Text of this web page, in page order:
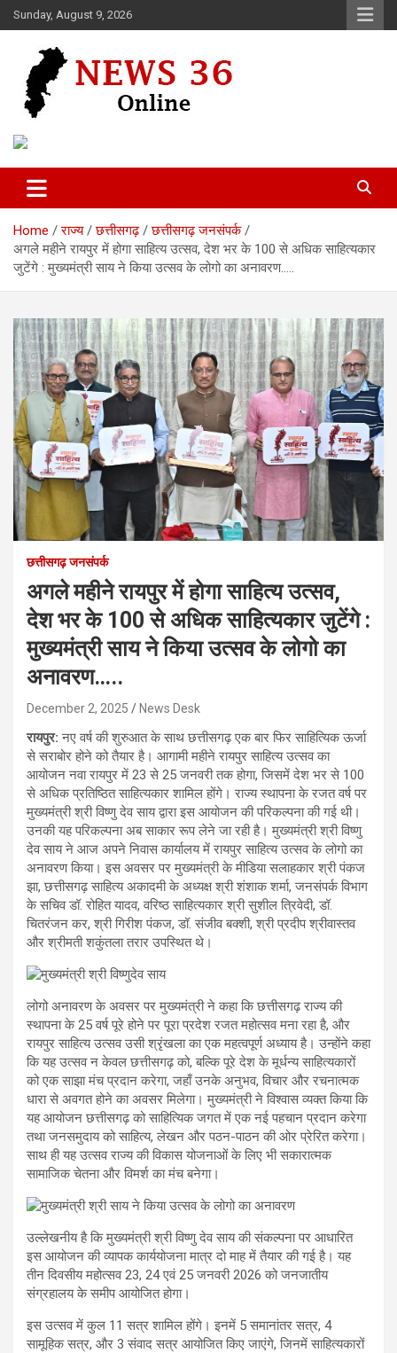
Skip
to
Sunday, August 9, 2026
News 36
Home राज्य छत्तीसगढ़
छत्तीसगढ़ जनसंपर्क
अगले महीने रायपुर में होगा साहित्य उत्सव, देश भर के 100 से अधिक साहित्यकार
जुटेंगे : मुख्यमंत्री साय ने किया उत्सव के लोगो का अनावरण…..
छत्तीसगढ़ जनसंपर्क
अगले महीने रायपुर में होगा साहित्य उत्सव,
देश भर के 100 से अधिक साहित्यकार जुटेंगे :
मुख्यमंत्री साय ने किया उत्सव के लोगो का
अनावरण…..
December 2, 2025 News Desk
रायपुर: नए वर्ष की शुरुआत के साथ छत्तीसगढ़ एक बार फिर साहित्यिक ऊर्जा
से सराबोर होने को तैयार है। आगामी महीने रायपुर साहित्य उत्सव का
आयोजन नवा रायपुर में 23 से 25 जनवरी तक होगा, जिसमें देश भर से 100
से अधिक प्रतिष्ठित साहित्यकार शामिल होंगे। राज्य स्थापना के रजत वर्ष पर
मुख्यमंत्री श्री विष्णु देव साय द्वारा इस आयोजन की परिकल्पना की गई थी।
उनकी यह परिकल्पना अब साकार रूप लेने जा रही है। मुख्यमंत्री श्री विष्णु
देव साय ने आज अपने निवास कार्यालय में रायपुर साहित्य उत्सव के लोगो का
अनावरण किया। इस अवसर पर मुख्यमंत्री के मीडिया सलाहकार श्री पंकज
झा, छत्तीसगढ़ साहित्य अकादमी के अध्यक्ष श्री शंशाक शर्मा, जनसंपर्क विभाग
के सचिव डॉ. रोहित यादव, वरिष्ठ साहित्यकार श्री सुशील त्रिवेदी, डॉ.
चितरंजन कर, श्री गिरीश पंकज, डॉ. संजीव बक्शी, श्री प्रदीप श्रीवास्तव
और श्रीमती शकुंतला तरार उपस्थित थे।
लोगो अनावरण के अवसर पर मुख्यमंत्री ने कहा कि छत्तीसगढ़ राज्य की
स्थापना के 25 वर्ष पूरे होने पर पूरा प्रदेश रजत महोत्सव मना रहा है, और
रायपुर साहित्य उत्सव उसी श्रृंखला का एक महत्वपूर्ण अध्याय है। उन्होंने कहा
कि यह उत्सव न केवल छत्तीसगढ़ को, बल्कि पूरे देश के मूर्धन्य साहित्यकारों
को एक साझा मंच प्रदान करेगा, जहाँ उनके अनुभव, विचार और रचनात्मक
धारा से अवगत होने का अवसर मिलेगा। मुख्यमंत्री ने विश्वास व्यक्त किया कि
यह आयोजन छत्तीसगढ़ को साहित्यिक जगत में एक नई पहचान प्रदान करेगा
तथा जनसमुदाय को साहित्य, लेखन और पठन-पाठन की ओर प्रेरित करेगा।
साथ ही यह उत्सव राज्य की विकास योजनाओं के लिए भी सकारात्मक
सामाजिक चेतना और विमर्श का मंच बनेगा।
उल्लेखनीय है कि मुख्यमंत्री श्री विष्णु देव साय की संकल्पना पर आधारित
इस आयोजन की व्यापक कार्ययोजना मात्र दो माह में तैयार की गई है। यह
तीन दिवसीय महोत्सव 23, 24 एवं 25 जनवरी 2026 को जनजातीय
संग्रहालय के समीप आयोजित होगा।
इस उत्सव में कुल 11 सत्र शामिल होंगे। इनमें 5 समानांतर सत्र, 4
सामूहिक सत्र, और 3 संवाद सत्र आयोजित किए जाएंगे, जिनमें साहित्यकारों